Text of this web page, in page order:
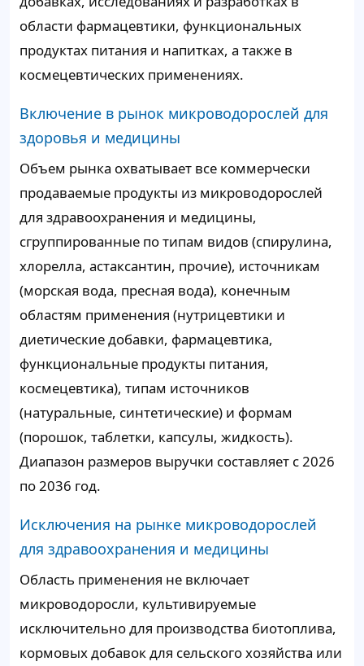
области фармацевтики, функциональных
продуктах питания и напитках, а также в
космецевтических применениях.
Включение в рынок микроводорослей для
здоровья и медицины
Объем рынка охватывает все коммерчески
продаваемые продукты из микроводорослей
для здравоохранения и медицины,
сгруппированные по типам видов (спирулина,
хлорелла, астаксантин, прочие), источникам
(морская вода, пресная вода), конечным
областям применения (нутрицевтики и
диетические добавки, фармацевтика,
функциональные продукты питания,
космецевтика), типам источников
(натуральные, синтетические) и формам
(порошок, таблетки, капсулы, жидкость).
Диапазон размеров выручки составляет с 2026
по 2036 год.
Исключения на рынке микроводорослей
для здравоохранения и медицины
Область применения не включает
микроводоросли, культивируемые
исключительно для производства биотоплива,
кормовых добавок для сельского хозяйства или